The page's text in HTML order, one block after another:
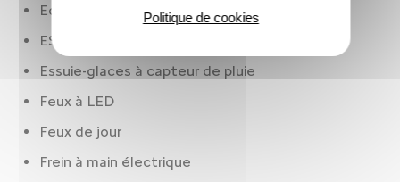
Eclair latéral
ESP
Essuie-glaces à capteur de pluie
Feux à LED
Feux de jour
Frein à main électrique
Politique de cookies